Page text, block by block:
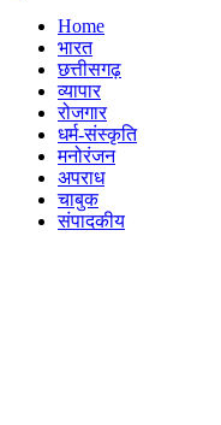
Home
भारत
छत्तीसगढ़
व्यापार
रोजगार
धर्म-संस्कृति
मनोरंजन
अपराध
चाबुक
संपादकीय